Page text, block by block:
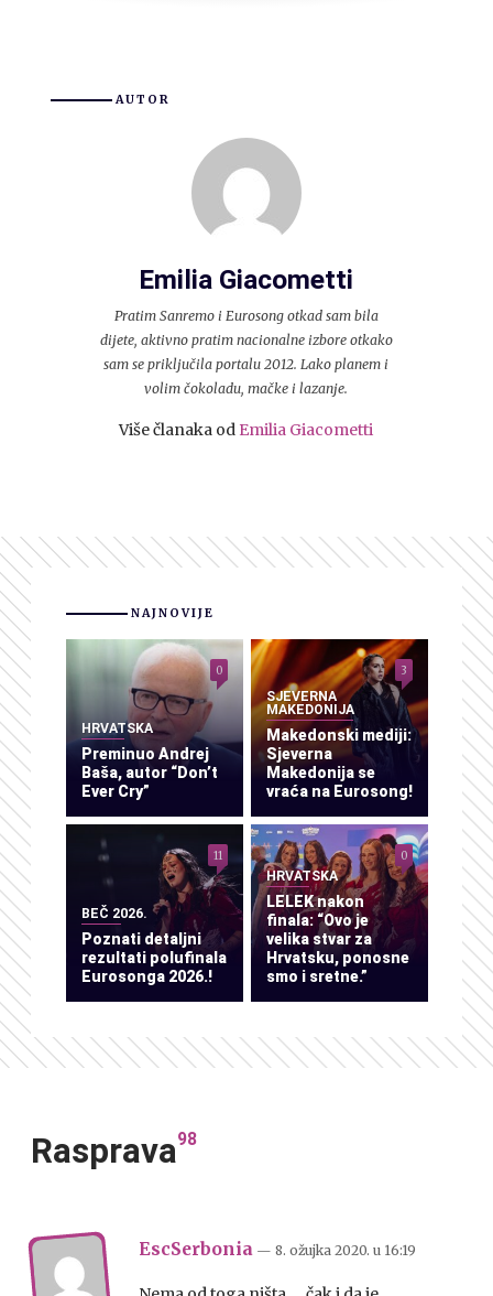
AUTOR
Emilia Giacometti
Pratim Sanremo i Eurosong otkad sam bila
dijete, aktivno pratim nacionalne izbore otkako
sam se priključila portalu 2012. Lako planem i
volim čokoladu, mačke i lazanje.
Više članaka od Emilia Giacometti
NAJNOVIJE
HRVATSKA
Preminuo Andrej
Baša, autor “Don’t
Ever Cry”
0
SJEVERNA
MAKEDONIJA
Makedonski mediji:
Sjeverna
Makedonija se
vraća na Eurosong!
3
BEČ 2026.
Poznati detaljni
rezultati polufinala
Eurosonga 2026.!
11
HRVATSKA
LELEK nakon
finala: “Ovo je
velika stvar za
Hrvatsku, ponosne
smo i sretne.”
0
Rasprava98
EscSerbonia — 8. ožujka 2020. u 16:19